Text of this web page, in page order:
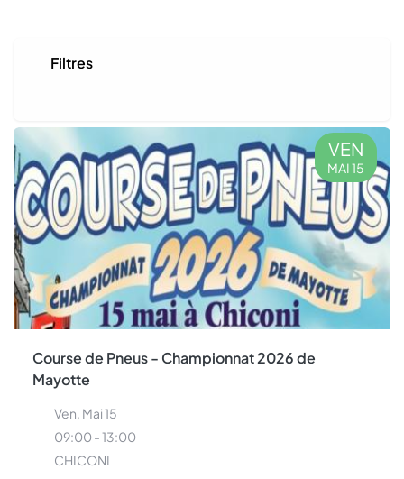
Filtres
VEN
MAI 15
Course de Pneus - Championnat 2026 de
Mayotte
Ven, Mai 15
09:00 - 13:00
CHICONI